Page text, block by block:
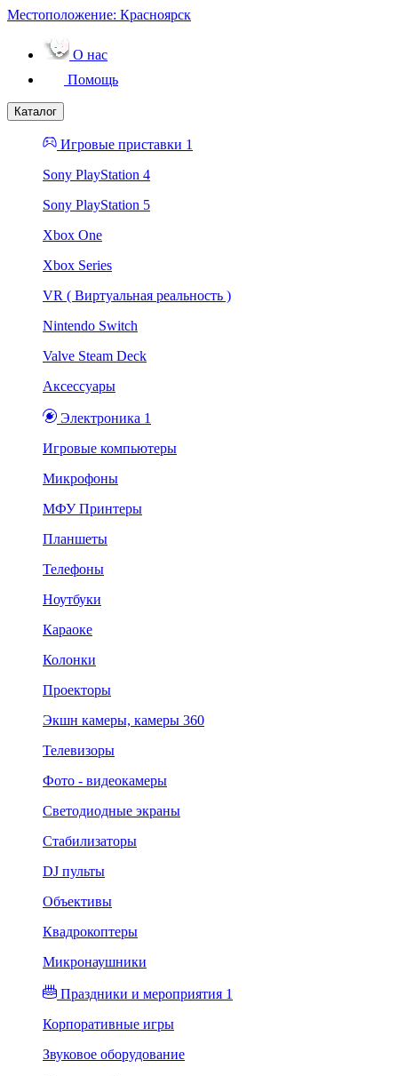
Местоположение: Красноярск
О нас
Помощь
Каталог
Игровые приставки 1
Sony PlayStation 4
Sony PlayStation 5
Xbox One
Xbox Series
VR ( Виртуальная реальность )
Nintendo Switch
Valve Steam Deck
Аксессуары
Электроника 1
Игровые компьютеры
Микрофоны
МФУ Принтеры
Планшеты
Телефоны
Ноутбуки
Караоке
Колонки
Проекторы
Экшн камеры, камеры 360
Телевизоры
Фото - видеокамеры
Светодиодные экраны
Стабилизаторы
DJ пульты
Объективы
Квадрокоптеры
Микронаушники
Праздники и мероприятия 1
Корпоративные игры
Звуковое оборудование